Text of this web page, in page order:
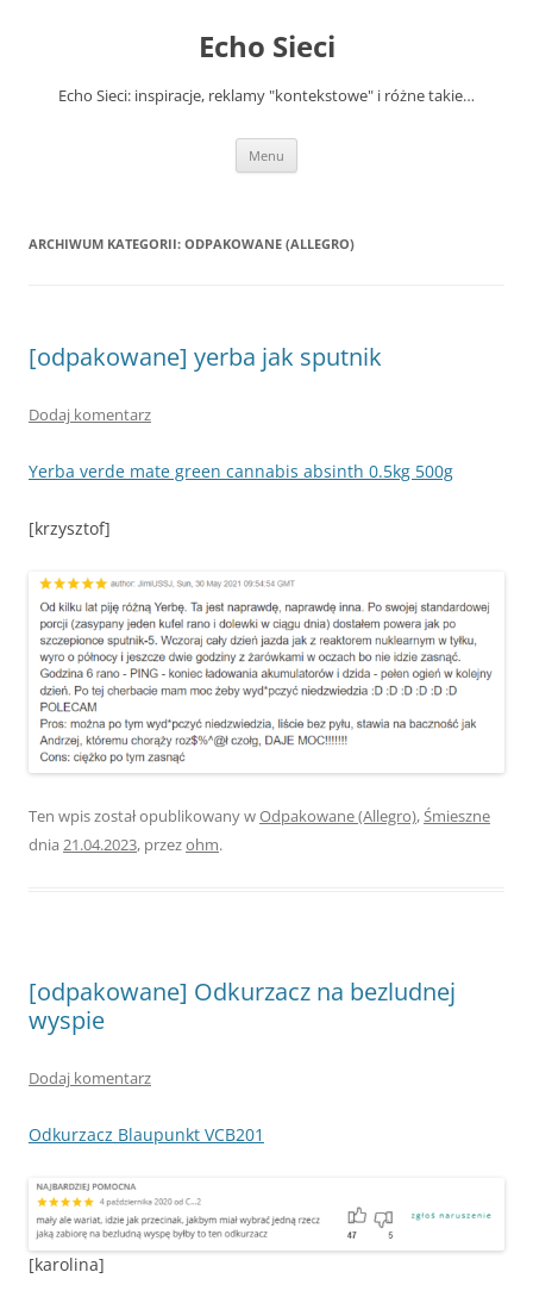
Echo Sieci
Echo Sieci: inspiracje, reklamy "kontekstowe" i różne takie…
Menu
ARCHIWUM KATEGORII: ODPAKOWANE (ALLEGRO)
[odpakowane] yerba jak sputnik
Dodaj komentarz
Yerba verde mate green cannabis absinth 0.5kg 500g
[krzysztof]
Ten wpis został opublikowany wOdpakowane (Allegro),Śmieszne
dnia 21.04.2023, przezohm.
[odpakowane] Odkurzacz na bezludnej
wyspie
Dodaj komentarz
Odkurzacz Blaupunkt VCB201
[karolina]